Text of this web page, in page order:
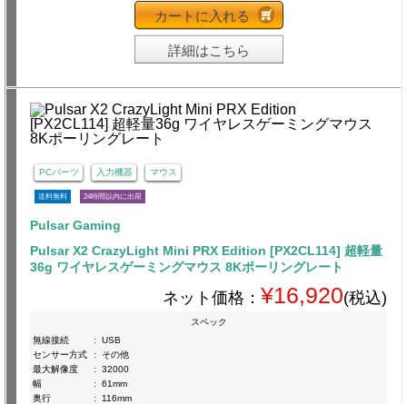
カートに入れる
詳細はこちら
PCパーツ 入力機器 マウス
送料無料 24時間以内に出荷
Pulsar Gaming
Pulsar X2 CrazyLight Mini PRX Edition [PX2CL114] 超軽量
36g ワイヤレスゲーミングマウス 8Kポーリングレート
ネット価格： ¥16,920(税込)
スペック
無線接続
:
USB
センサー方式
:
その他
最大解像度
:
32000
幅
:
61mm
奥行
:
116mm